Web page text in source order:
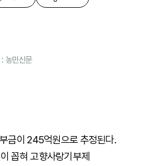
농민신문
금이 245억원으로 추정된다.
꼽혀 고향사랑기부제